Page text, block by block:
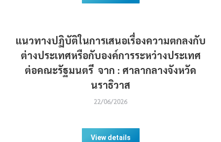
แนวทางปฏิบัติในการเสนอเรื่องความตกลงกับ
ต่างประเทศหรือกับองค์การระหว่างประเทศ
ต่อคณะรัฐมนตรี จาก : ศาลากลางจังหวัด
นราธิวาส
22/06/2026
View details